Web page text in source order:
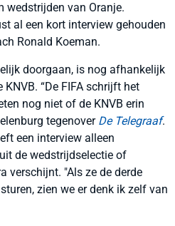
wedstrijden van Oranje.
al een kort interview gehouden
Ronald Koeman.
doorgaan, is nog afhankelijk
“De FIFA schrijft het
nog niet of de KNVB erin
tegenover De Telegraaf.
een interview alleen
de wedstrijdselectie of
verschijnt. "Als ze de derde
zien we er denk ik zelf van